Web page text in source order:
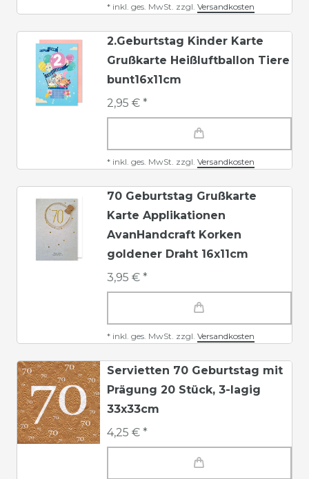
* inkl. ges. MwSt. zzgl. Versandkosten
2.Geburtstag Kinder Karte
Grußkarte Heißluftballon Tiere
bunt16x11cm
2,95 € *
* inkl. ges. MwSt. zzgl. Versandkosten
70 Geburtstag Grußkarte
Karte Applikationen
AvanHandcraft Korken
goldener Draht 16x11cm
3,95 € *
* inkl. ges. MwSt. zzgl. Versandkosten
Servietten 70 Geburtstag mit
Prägung 20 Stück, 3-lagig
33x33cm
4,25 € *